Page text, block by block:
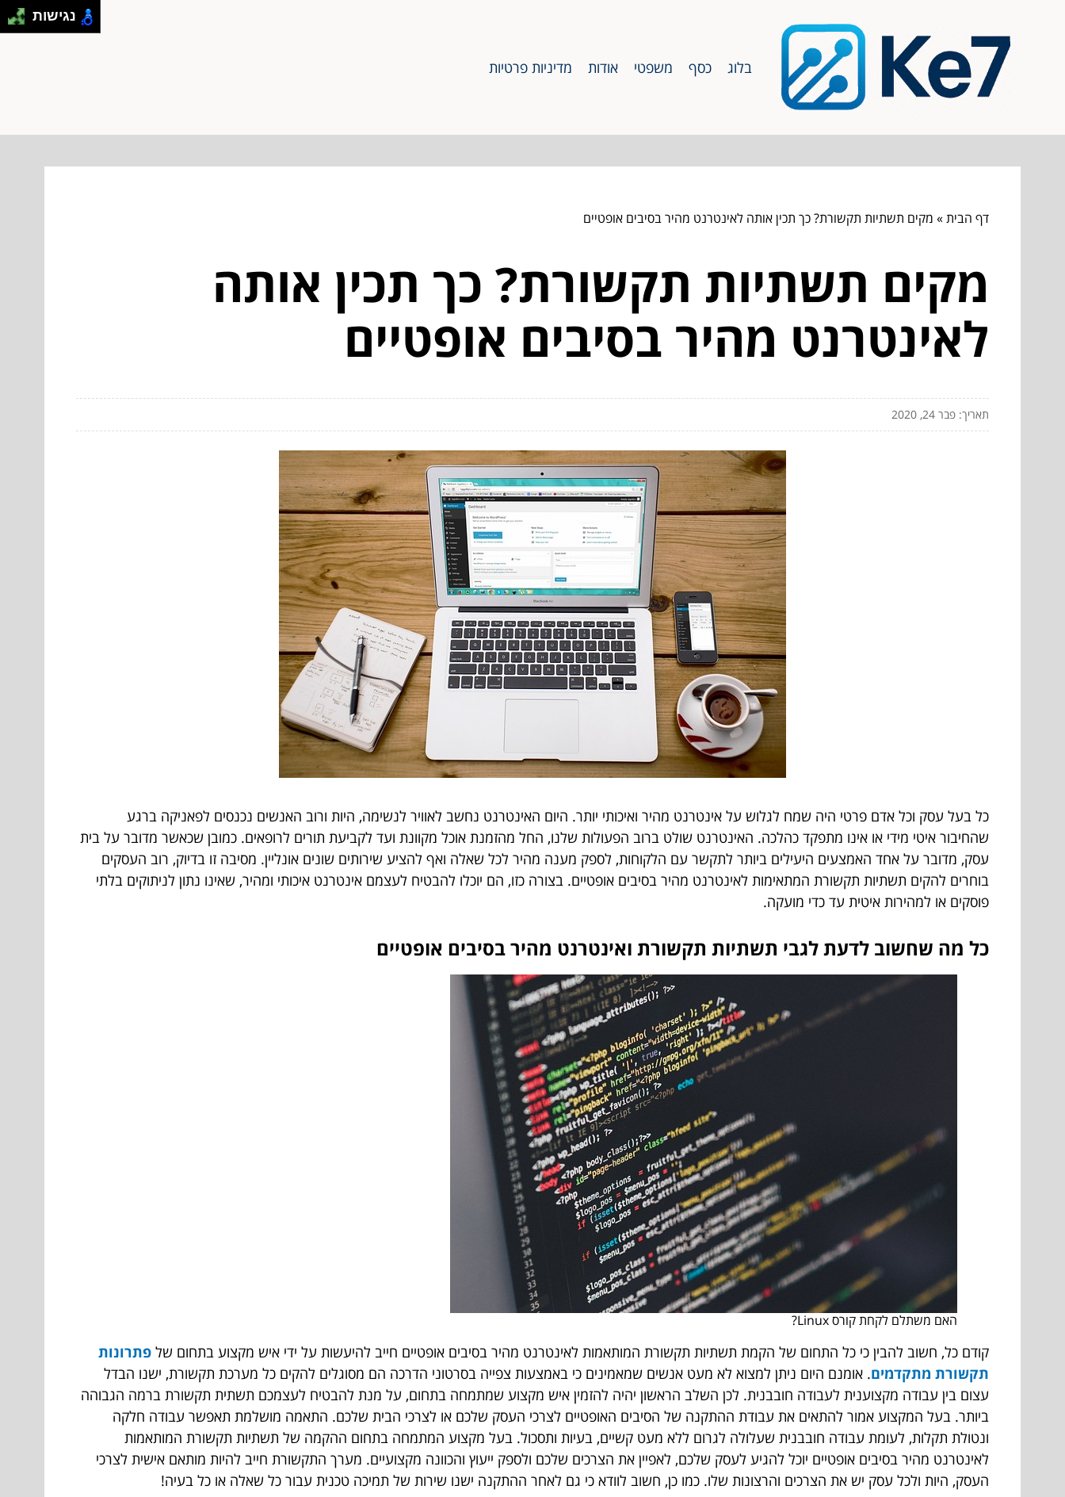
בלוג כסף משפטי אודות מדיניות פרטיות
דף הבית» מקים תשתיות תקשורת? כך תכין אותה לאינטרנט מהיר בסיבים אופטיים
מקים תשתיות תקשורת? כך תכין אותה
לאינטרנט מהיר בסיבים אופטיים
תאריך: פבר 24, 2020
כל בעל עסק וכל אדם פרטי היה שמח לגלוש על אינטרנט מהיר ואיכותי יותר. היום האינטרנט נחשב לאוויר לנשימה, היות ורוב האנשים נכנסים לפאניקה ברגע
שהחיבור איטי מידי או אינו מתפקד כהלכה. האינטרנט שולט ברוב הפעולות שלנו, החל מהזמנת אוכל מקוונת ועד לקביעת תורים לרופאים. כמובן שכאשר מדובר על בית
עסק, מדובר על אחד האמצעים היעילים ביותר לתקשר עם הלקוחות, לספק מענה מהיר לכל שאלה ואף להציע שירותים שונים אונליין. מסיבה זו בדיוק, רוב העסקים
בוחרים להקים תשתיות תקשורת המתאימות לאינטרנט מהיר בסיבים אופטיים. בצורה כזו, הם יוכלו להבטיח לעצמם אינטרנט איכותי ומהיר, שאינו נתון לניתוקים בלתי
פוסקים או למהירות איטית עד כדי מועקה.
כל מה שחשוב לדעת לגבי תשתיות תקשורת ואינטרנט מהיר בסיבים אופטיים
האם משתלם לקחת קורס Linux?
קודם כל, חשוב להבין כי כל התחום של הקמת תשתיות תקשורת המותאמות לאינטרנט מהיר בסיבים אופטיים חייב להיעשות על ידי איש מקצוע בתחום של פתרונות
תקשורת מתקדמים. אומנם היום ניתן למצוא לא מעט אנשים שמאמינים כי באמצעות צפייה בסרטוני הדרכה הם מסוגלים להקים כל מערכת תקשורת, ישנו הבדל
עצום בין עבודה מקצוענית לעבודה חובבנית. לכן השלב הראשון יהיה להזמין איש מקצוע שמתמחה בתחום, על מנת להבטיח לעצמכם תשתית תקשורת ברמה הגבוהה
ביותר. בעל המקצוע אמור להתאים את עבודת ההתקנה של הסיבים האופטיים לצרכי העסק שלכם או לצרכי הבית שלכם. התאמה מושלמת תאפשר עבודה חלקה
ונטולת תקלות, לעומת עבודה חובבנית שעלולה לגרום ללא מעט קשיים, בעיות ותסכול. בעל מקצוע המתמחה בתחום ההקמה של תשתיות תקשורת המותאמות
לאינטרנט מהיר בסיבים אופטיים יוכל להגיע לעסק שלכם, לאפיין את הצרכים שלכם ולספק ייעוץ והכוונה מקצועיים. מערך התקשורת חייב להיות מותאם אישית לצרכי
העסק, היות ולכל עסק יש את הצרכים והרצונות שלו. כמו כן, חשוב לוודא כי גם לאחר ההתקנה ישנו שירות של תמיכה טכנית עבור כל שאלה או כל בעיה!
נגישות